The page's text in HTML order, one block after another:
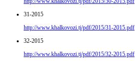
31-2015
http://www.khalkovozi.tj/pdf/2015/31-2015.pdf
32-2015
http://www.khalkovozi.tj/pdf/2015/32-2015.pdf